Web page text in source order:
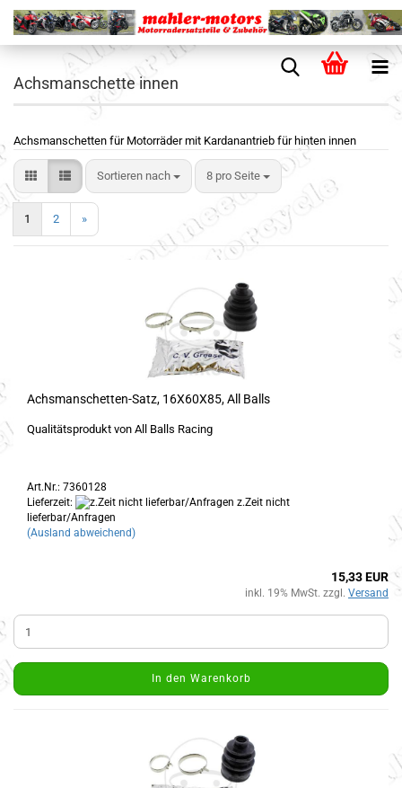
Achsmanschette innen
Achsmanschetten für Motorräder mit Kardanantrieb für hinten innen
Sortieren nach 8 pro Seite
1 2 »
Achsmanschetten-Satz, 16X60X85, All Balls
Qualitätsprodukt von All Balls Racing
Art.Nr.: 7360128
Lieferzeit:
z.Zeit nicht
lieferbar/Anfragen
(Ausland abweichend)
15,33 EUR
inkl. 19% MwSt. zzgl. Versand
In den Warenkorb